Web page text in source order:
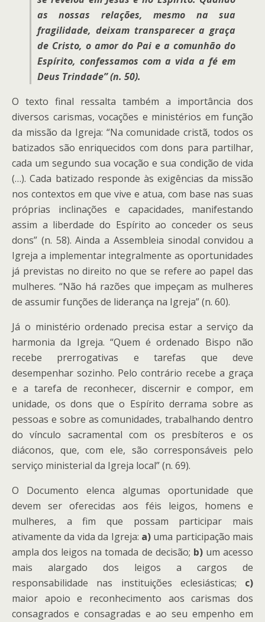
as nossas relações, mesmo na sua
fragilidade, deixam transparecer a graça
de Cristo, o amor do Pai e a comunhão do
Espírito, confessamos com a vida a fé em
Deus Trindade” (n. 50).
O texto final ressalta também a importância dos
diversos carismas, vocações e ministérios em função
da missão da Igreja: “Na comunidade cristã, todos os
batizados são enriquecidos com dons para partilhar,
cada um segundo sua vocação e sua condição de vida
(…). Cada batizado responde às exigências da missão
nos contextos em que vive e atua, com base nas suas
próprias inclinações e capacidades, manifestando
assim a liberdade do Espírito ao conceder os seus
dons” (n. 58). Ainda a Assembleia sinodal convidou a
Igreja a implementar integralmente as oportunidades
já previstas no direito no que se refere ao papel das
mulheres. “Não há razões que impeçam as mulheres
de assumir funções de liderança na Igreja” (n. 60).
Já o ministério ordenado precisa estar a serviço da
harmonia da Igreja. “Quem é ordenado Bispo não
recebe prerrogativas e tarefas que deve
desempenhar sozinho. Pelo contrário recebe a graça
e a tarefa de reconhecer, discernir e compor, em
unidade, os dons que o Espírito derrama sobre as
pessoas e sobre as comunidades, trabalhando dentro
do vínculo sacramental com os presbíteros e os
diáconos, que, com ele, são corresponsáveis pelo
serviço ministerial da Igreja local” (n. 69).
O Documento elenca algumas oportunidade que
devem ser oferecidas aos féis leigos, homens e
mulheres, a fim que possam participar mais
ativamente da vida da Igreja: a)uma participação mais
ampla dos leigos na tomada de decisão; b)um acesso
mais alargado dos leigos a cargos de
responsabilidade nas instituições eclesiásticas; c)
maior apoio e reconhecimento aos carismas dos
consagrados e consagradas e ao seu empenho em